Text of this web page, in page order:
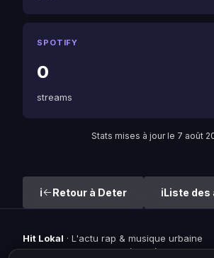
SPOTIFY
0
streams
Stats mises à jour le 7 août
Retour à Deter Liste
Hit Lokal · L'actu rap & musique urbaine
© 2026 — Tous droits réservés ·Mentions